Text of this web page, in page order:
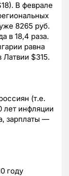
В феврале
8265 руб.
в 18,4 раза.
равна
$315.
(т.е.
лет инфляции
зарплаты —
году